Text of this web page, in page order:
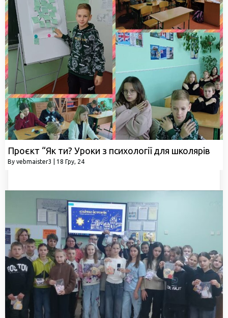
Проєкт “Як ти? Уроки з психології для школярів
By vebmaister3 18 Гру, 24